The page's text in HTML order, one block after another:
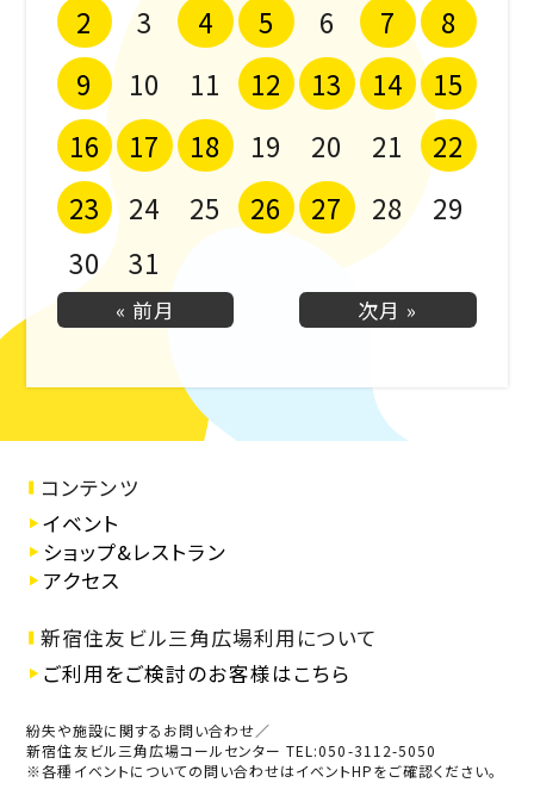
« 前月 次月 »
2
3 4 5 6 7
8
9
10 11 12 13 14
15
16
17 18 19 20 21
22
23
24 25 26 27 28
29
30
31
コンテンツ
イベント
ショップ&レストラン
アクセス
新宿住友ビル三角広場利用について
ご利用をご検討のお客様はこちら
紛失や施設に関するお問い合わせ／
新宿住友ビル三角広場コールセンター TEL:050-3112-5050
※各種イベントについての問い合わせはイベントHPをご確認ください。